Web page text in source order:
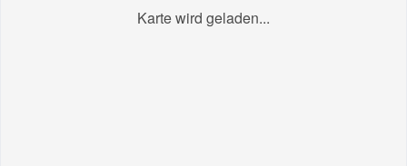
Karte wird geladen...